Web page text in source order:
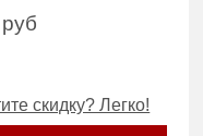
руб
скидку? Легко!